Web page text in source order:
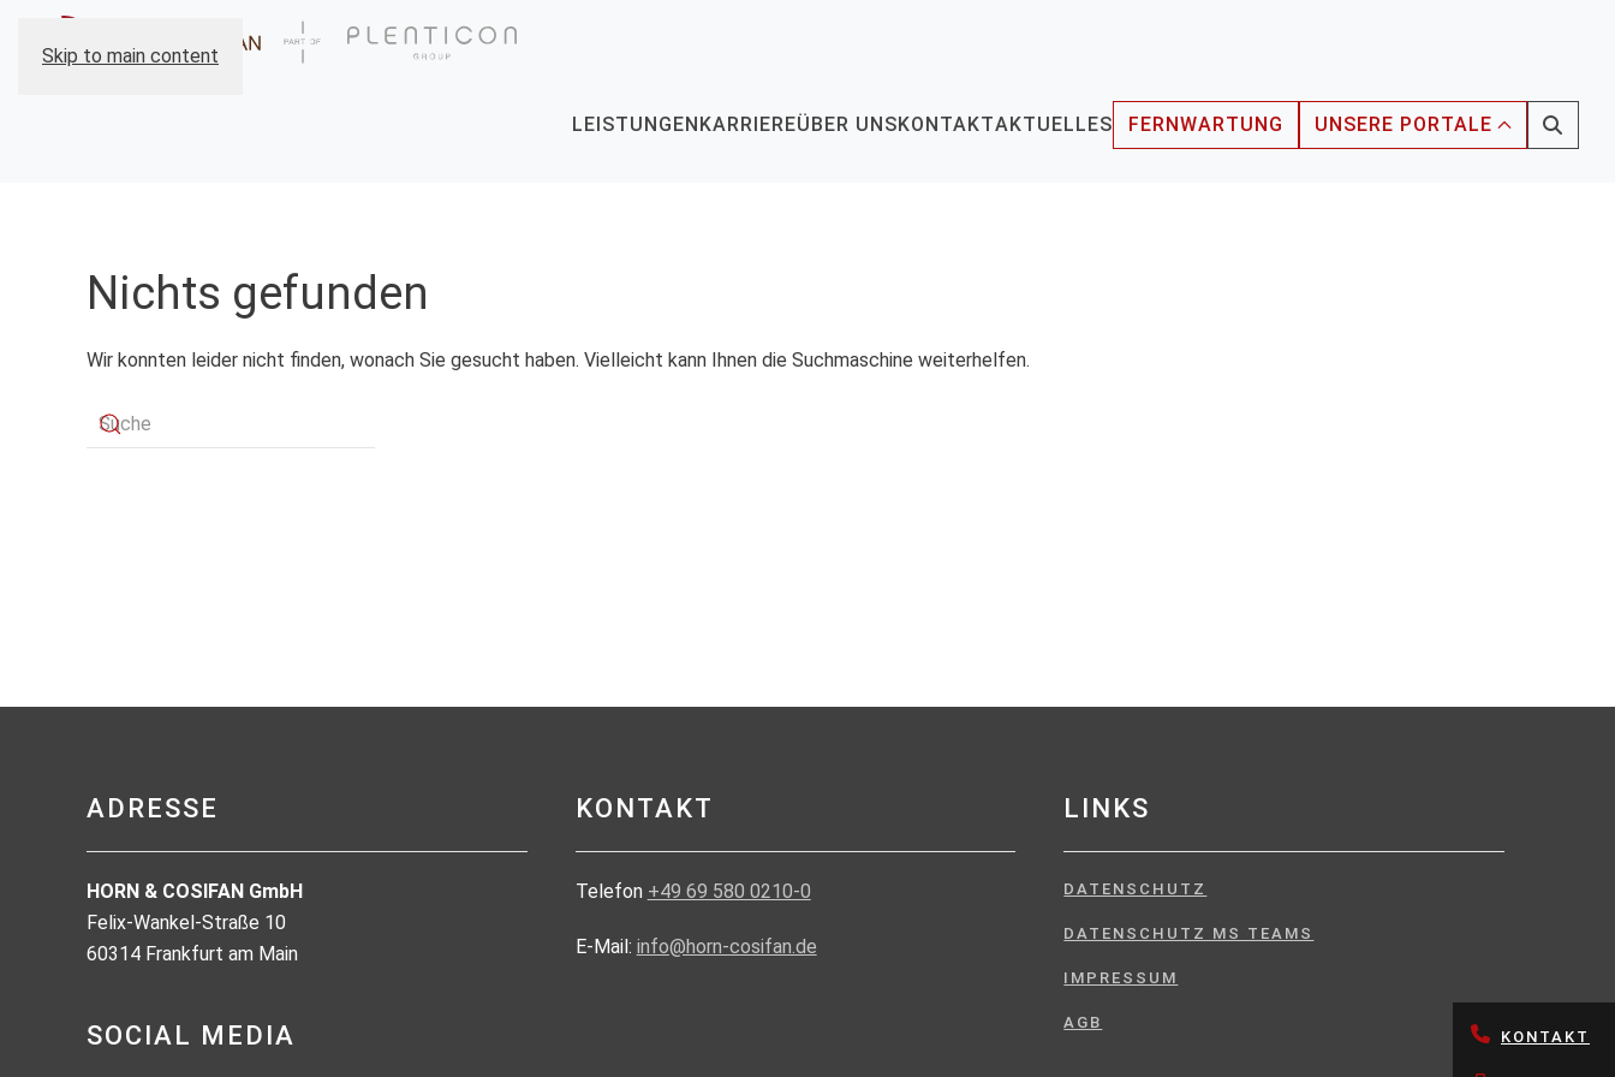
Skip to main content
KONTAKT
LEISTUNGEN
(CURRENT)
KARRIERE
(CURRENT)
ÜBER UNS
(CURRENT)
KONTAKT
(CURRENT)
AKTUELLES
(CURRENT)
FERNWARTUNG UNSERE PORTALE
Nichts gefunden
Wir konnten leider nicht finden, wonach Sie gesucht haben. Vielleicht kann Ihnen die Suchmaschine weiterhelfen.
ADRESSE
HORN & COSIFAN GmbH
Felix-Wankel-Straße 10
60314 Frankfurt am Main
SOCIAL MEDIA
KONTAKT
Telefon +49 69 580 0210-0
E-Mail: info@horn-cosifan.de
LINKS
DATENSCHUTZ
DATENSCHUTZ MS TEAMS
IMPRESSUM
AGB